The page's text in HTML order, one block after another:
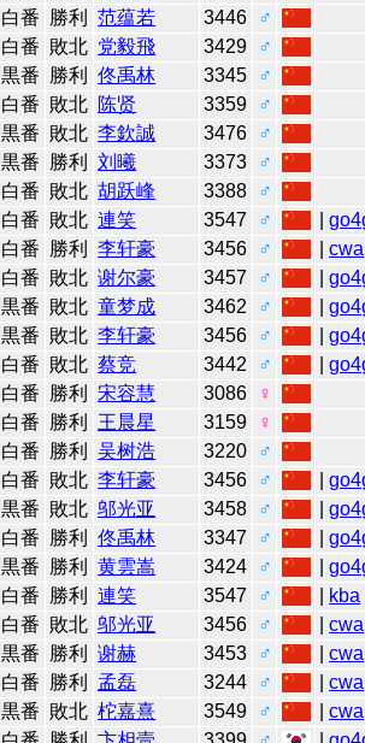
白番 勝利 范蕴若 3446
♂
白番 敗北 党毅飛 3429
♂
黒番 勝利 佟禹林 3345
♂
白番 敗北 陈贤 3359
♂
黒番 敗北 李欽誠 3476
♂
黒番 勝利 刘曦 3373
♂
白番 敗北 胡跃峰 3388
♂
白番 敗北 連笑 3547 ♂ |
白番 勝利 李轩豪 3456 ♂ |cwa
白番 敗北 谢尔豪 3457 ♂ |
黒番 敗北 童梦成 3462 ♂ |
黒番 敗北 李轩豪 3456 ♂ |
白番 敗北 蔡竞 3442 ♂ |
白番 勝利 宋容慧 3086
♀
白番 勝利 王晨星 3159
♀
白番 勝利 吴树浩 3220
♂
白番 敗北 李轩豪 3456 ♂ |
黒番 敗北 邬光亚 3458 ♂ |
白番 勝利 佟禹林 3347 ♂ |
黒番 勝利 黄雲嵩 3424 ♂ |
白番 勝利 連笑 3547 ♂ kba
白番 敗北 邬光亚 3456 ♂ |cwa
黒番 勝利 谢赫 3453 ♂ |cwa
白番 勝利 孟磊 3244 ♂ |cwa
黒番 敗北 柁嘉熹 3549 ♂ |cwa